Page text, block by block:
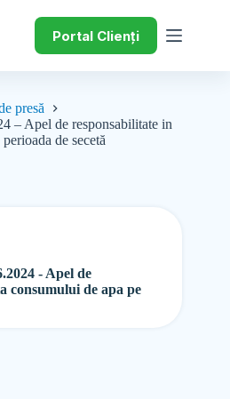
Portal Clienți
presă
– Apel de responsabilitate in
de secetă
- Apel de
consumului de apa pe